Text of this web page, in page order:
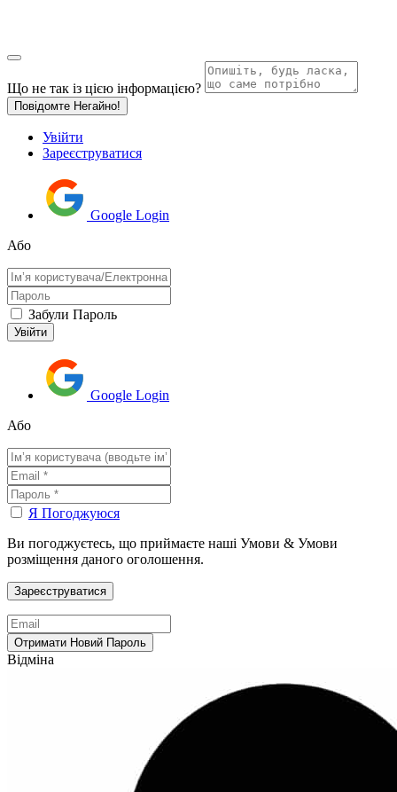
Що не так із цією інформацією?
Повідомте Негайно!
Увійти
Зареєструватися
Google Login
Або
Забули Пароль
Google Login
Або
Я Погоджуюся
Ви погоджуєтесь, що приймаєте наші Умови & Умови
розміщення даного оголошення.
Відміна